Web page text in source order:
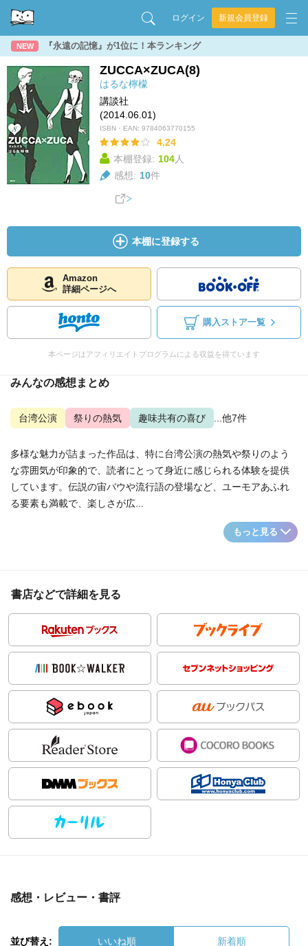
ログイン 新規会員登録
NEW 『永遠の記憶』が1位に！本ランキング
ZUCCA×ZUCA(8)
はるな檸檬
講談社
(2014.06.01)
ISBN・EAN: 9784063770155
4.24
本棚登録: 104人
感想: 10件
本棚に登録する
Amazon
詳細ページへ
購入ストア一覧
本ページはアフィリエイトプログラムによる収益を得ています
みんなの感想まとめ
台湾公演 祭りの熱気 趣味共有の喜び ...他7件
多様な魅力が詰まった作品は、特に台湾公演の熱気や祭りのよう
な雰囲気が印象的で、読者にとって身近に感じられる体験を提供
しています。伝説の宙バウや流行語の登場など、ユーモアあふれ
る要素も満載で、楽しさが広...
もっと見る
書店などで詳細を見る
感想・レビュー・書評
並び替え: いいね順 新着順